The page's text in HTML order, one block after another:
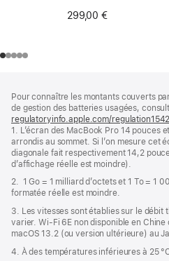
299,00 €
de
page
de
bas
de
page
Pour connaître les montants couverts
de gestion des batteries usagées,
regulatoryinfo.apple.com/regulation1542
1. L’écran des MacBook Pro 14 pouces
arrondis au sommet. Si l’on mesure cet
diagonale fait respectivement 14,2
d’affichage réelle est moindre).
2. 1 Go = 1 milliard d’octets et 1 To = 1
formatée réelle est moindre.
3. Les vitesses sont établies sur le débit
varier. Wi‑Fi 6E non disponible en
macOS 13.2 (ou version ultérieure) au
4. À des températures inférieures à 25